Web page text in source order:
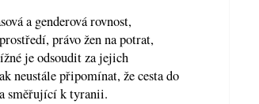
a genderová rovnost,
právo žen na potrat,
je odsoudit za jejich
neustále připomínat, že cesta do
směřující k tyranii.